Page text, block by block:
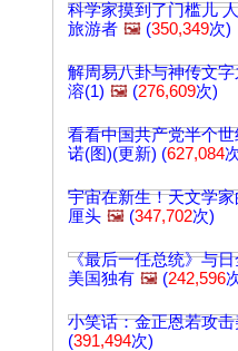
科学家摸到了门槛儿
旅游者 🖼️ (350,349次)
解周易八卦与神传文
溶(1) 🖼️ (276,609次)
看看中国共产党半个
诺(图)(更新) (627,084
宇宙在新生！天文学
厘头 🖼️ (347,702次)
《最后一任总统》与
美国独有 🖼️ (242,596
小笑话：金正恩若攻击
(391,494次)